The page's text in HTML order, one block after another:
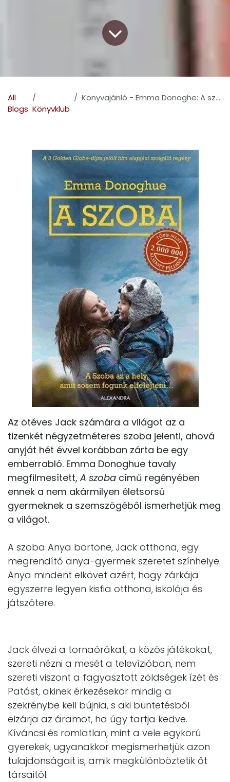
All
Blogs Könyvklub
Könyvajánló - Emma Donoghe: A szoba – az a hely, amit sosem fogunk elfelejten
Az ötéves Jack számára a világot az a
tizenkét négyzetméteres szoba jelenti, ahová
anyját hét évvel korábban zárta be egy
emberrabló. Emma Donoghue tavaly
megfilmesített, A szoba című regényében
ennek a nem akármilyen életsorsú
gyermeknek a szemszögéből ismerhetjük meg
a világot.
A szoba Anya börtöne, Jack otthona, egy
megrendítő anya-gyermek szeretet színhelye.
Anya mindent elkövet azért, hogy zárkája
egyszerre legyen kisfia otthona, iskolája és
játszótere.
Jack élvezi a tornaórákat, a közös játékokat,
szereti nézni a mesét a televízióban, nem
szereti viszont a fagyasztott zöldségek ízét és
Patást, akinek érkezésekor mindig a
szekrénybe kell bújnia, s aki büntetésből
elzárja az áramot, ha úgy tartja kedve.
Kíváncsi és romlatlan, mint a vele egykorú
gyerekek, ugyanakkor megismerhetjük azon
tulajdonságait is, amik megkülönböztetik őt
társaitól.